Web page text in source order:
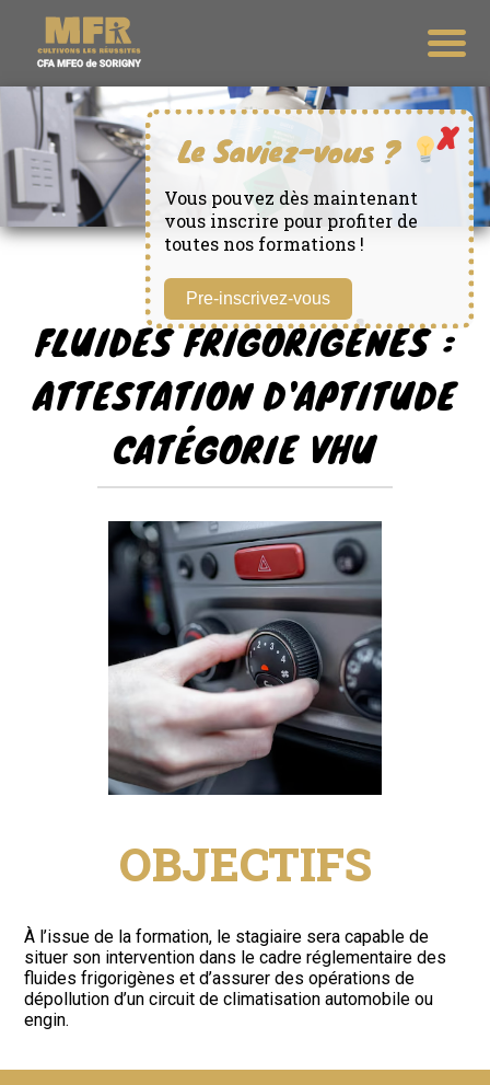
FLUIDES FRIGORIGÈNES :
ATTESTATION D'APTITUDE
CATÉGORIE VHU
OBJECTIFS
À l’issue de la formation, le stagiaire sera capable de
situer son intervention dans le cadre réglementaire des
fluides frigorigènes et d’assurer des opérations de
dépollution d’un circuit de climatisation automobile ou
engin.
Vous pouvez dès maintenant
vous inscrire pour profiter de
toutes nos formations !
Pre-inscrivez-vous